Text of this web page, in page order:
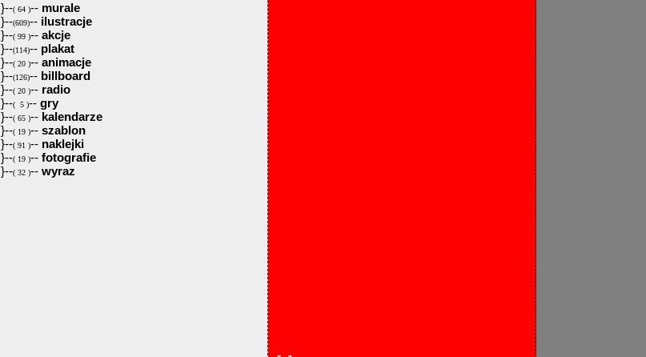
}--( 64 )-- murale
}--(609)-- ilustracje
}--( 99 )-- akcje
}--(114)-- plakat
}--( 20 )-- animacje
}--(126)-- billboard
}--( 20 )-- radio
}--( 5 )-- gry
}--( 65 )-- kalendarze
}--( 19 )-- szablon
}--( 91 )-- naklejki
}--( 19 )-- fotografie
}--( 32 )-- wyraz